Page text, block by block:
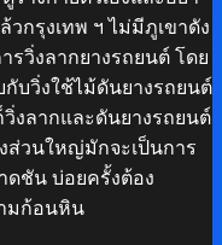
วกรุงเทพ ฯ ไม่มีภูเขาดัง
วิ่งลากยางรถยนต์ โดย
กับวิ่งใช้ไม้ดันยางรถยนต์
วิ่งลากและดันยางรถยนต์
ส่วนใหญ่มักจะเป็นการ
ดชัน บ่อยครั้งต้อง
มก้อนหิน